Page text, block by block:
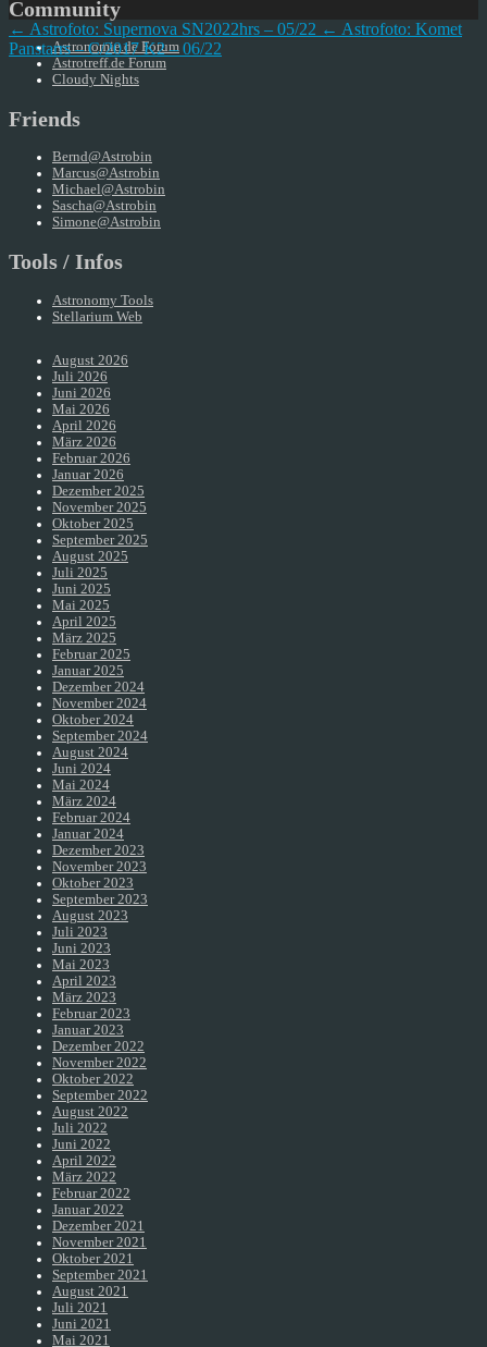
Community
Astronomie.de Forum
Astrotreff.de Forum
Cloudy Nights
Friends
Bernd@Astrobin
Marcus@Astrobin
Michael@Astrobin
Sascha@Astrobin
Simone@Astrobin
Tools / Infos
Astronomy Tools
Stellarium Web
August 2026
Juli 2026
Juni 2026
Mai 2026
April 2026
März 2026
Februar 2026
Januar 2026
Dezember 2025
November 2025
Oktober 2025
September 2025
August 2025
Juli 2025
Juni 2025
Mai 2025
April 2025
März 2025
Februar 2025
Januar 2025
Dezember 2024
November 2024
Oktober 2024
September 2024
August 2024
Juni 2024
Mai 2024
März 2024
Februar 2024
Januar 2024
Dezember 2023
November 2023
Oktober 2023
September 2023
August 2023
Juli 2023
Juni 2023
Mai 2023
April 2023
März 2023
Februar 2023
Januar 2023
Dezember 2022
November 2022
Oktober 2022
September 2022
August 2022
Juli 2022
Juni 2022
April 2022
März 2022
Februar 2022
Januar 2022
Dezember 2021
November 2021
Oktober 2021
September 2021
August 2021
Juli 2021
Juni 2021
Mai 2021
← Astrofoto: Supernova SN2022hrs – 05/22 ← Astrofoto: Komet
Panstarrs – C/2017 K2 – 06/22